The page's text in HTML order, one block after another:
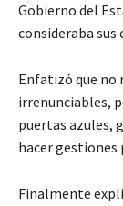
Gobierno del
consideraba sus
Enfatizó que no
irrenunciables,
puertas azules,
hacer gestiones
Finalmente